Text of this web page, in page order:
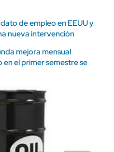
de empleo en EEUU y
nueva intervención
mejora mensual
el primer semestre se